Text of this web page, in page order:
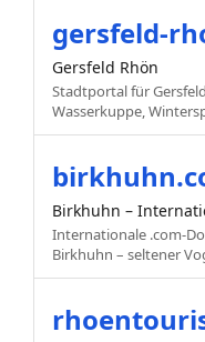
gersfeld-
Gersfeld Rhön
Stadtportal für
Wasserkuppe,
Birkhuhn –
Internationale .com-
Birkhuhn – seltener